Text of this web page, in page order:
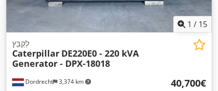
1 / 15
Dordrecht 3,374 km
לְקַבֵּץ
Caterpillar DE220E0 - 220 kVA
Generator - DPX-18018
‏40,700 ‏€